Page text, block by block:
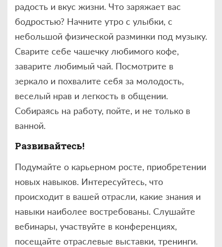
радость и вкус жизни. Что заряжает вас
бодростью? Начните утро с улыбки, с
небольшой физической разминки под музыку.
Сварите себе чашечку любимого кофе,
заварите любимый чай. Посмотрите в
зеркало и похвалите себя за молодость,
веселый нрав и легкость в общении.
Собираясь на работу, пойте, и не только в
ванной.
Развивайтесь!
Подумайте о карьерном росте, приобретении
новых навыков. Интересуйтесь, что
происходит в вашей отрасли, какие знания и
навыки наиболее востребованы. Слушайте
вебинары, участвуйте в конференциях,
посещайте отраслевые выставки, тренинги.